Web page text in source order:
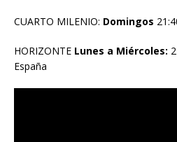
CUARTO MILENIO: Domingos
HORIZONTE Lunes a Miércoles:
España